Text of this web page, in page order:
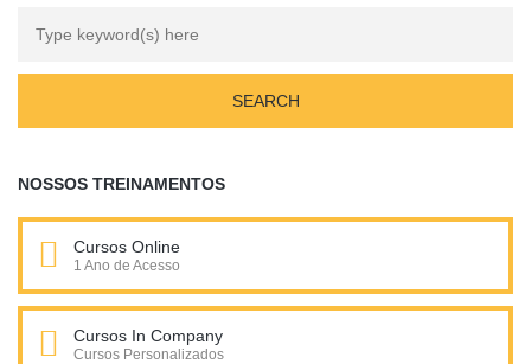
NOSSOS TREINAMENTOS
Cursos Online
1 Ano de Acesso
Cursos In Company
Cursos Personalizados